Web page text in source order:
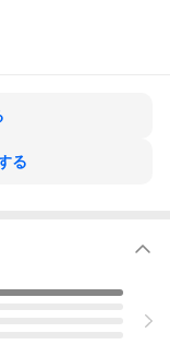
不思議な少女と出会
る